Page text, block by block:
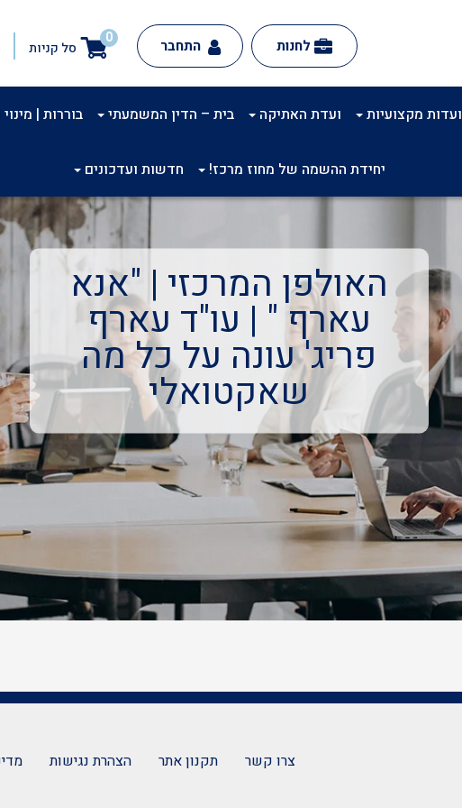
0
סל קניות לחנות התחבר
ועדות מקצועיות ועדת האתיקה בית – הדין המשמעתי בוררות | מינוי
יחידת ההשמה של מחוז מרכז! חדשות ועדכונים
האולפן המרכזי | "אנא
עארף " | עו"ד עארף
פריג' עונה על כל מה
שאקטואלי
צרו קשר תקנון אתר הצהרת נגישות